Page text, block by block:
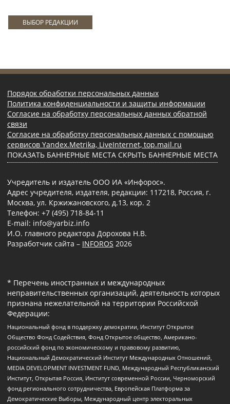
ВЫБОР РЕДАКЦИИ
Порядок обработки персональных данных
Политика конфиденциальности и защиты информации
Согласие на обработку персональных данных обратной
связи
Согласие на обработку персональных данных с помощью
сервисов Yandex.Metrika, LiveInternet, top.mail.ru
ПОКАЗАТЬ БАННЕРНЫЕ МЕСТА СКРЫТЬ БАННЕРНЫЕ МЕСТА
Учредитель и издатель ООО ИА «Инфорос».
Адрес учредителя, издателя, редакции: 117218, Россия, г.
Москва, ул. Кржижановского, д.13, кор. 2
Телефон: +7 (495) 718-84-11
E-mail: info@yarbiz.info
И.О. главного редактора Дорохова Н.В.
Разработчик сайта – INFOROS 2026
* Перечень иностранных и международных
неправительственных организаций, деятельность которых
признана нежелательной на территории Российской
Федерации:
Национальный фонд в поддержку демократии, Институт Открытое
Общество Фонд Содействия, Фонд Открытое общество, Американо-
российский фонд по экономическому и правовому развитию,
Национальный Демократический Институт Международных Отношений,
MEDIA DEVELOPMENT INVESTMENT FUND, Международный Республиканский
Институт, Открытая Россия, Институт современной России, Черноморский
фонд регионального сотрудничества, Европейская Платформа за
Демократические Выборы, Международный центр электоральных